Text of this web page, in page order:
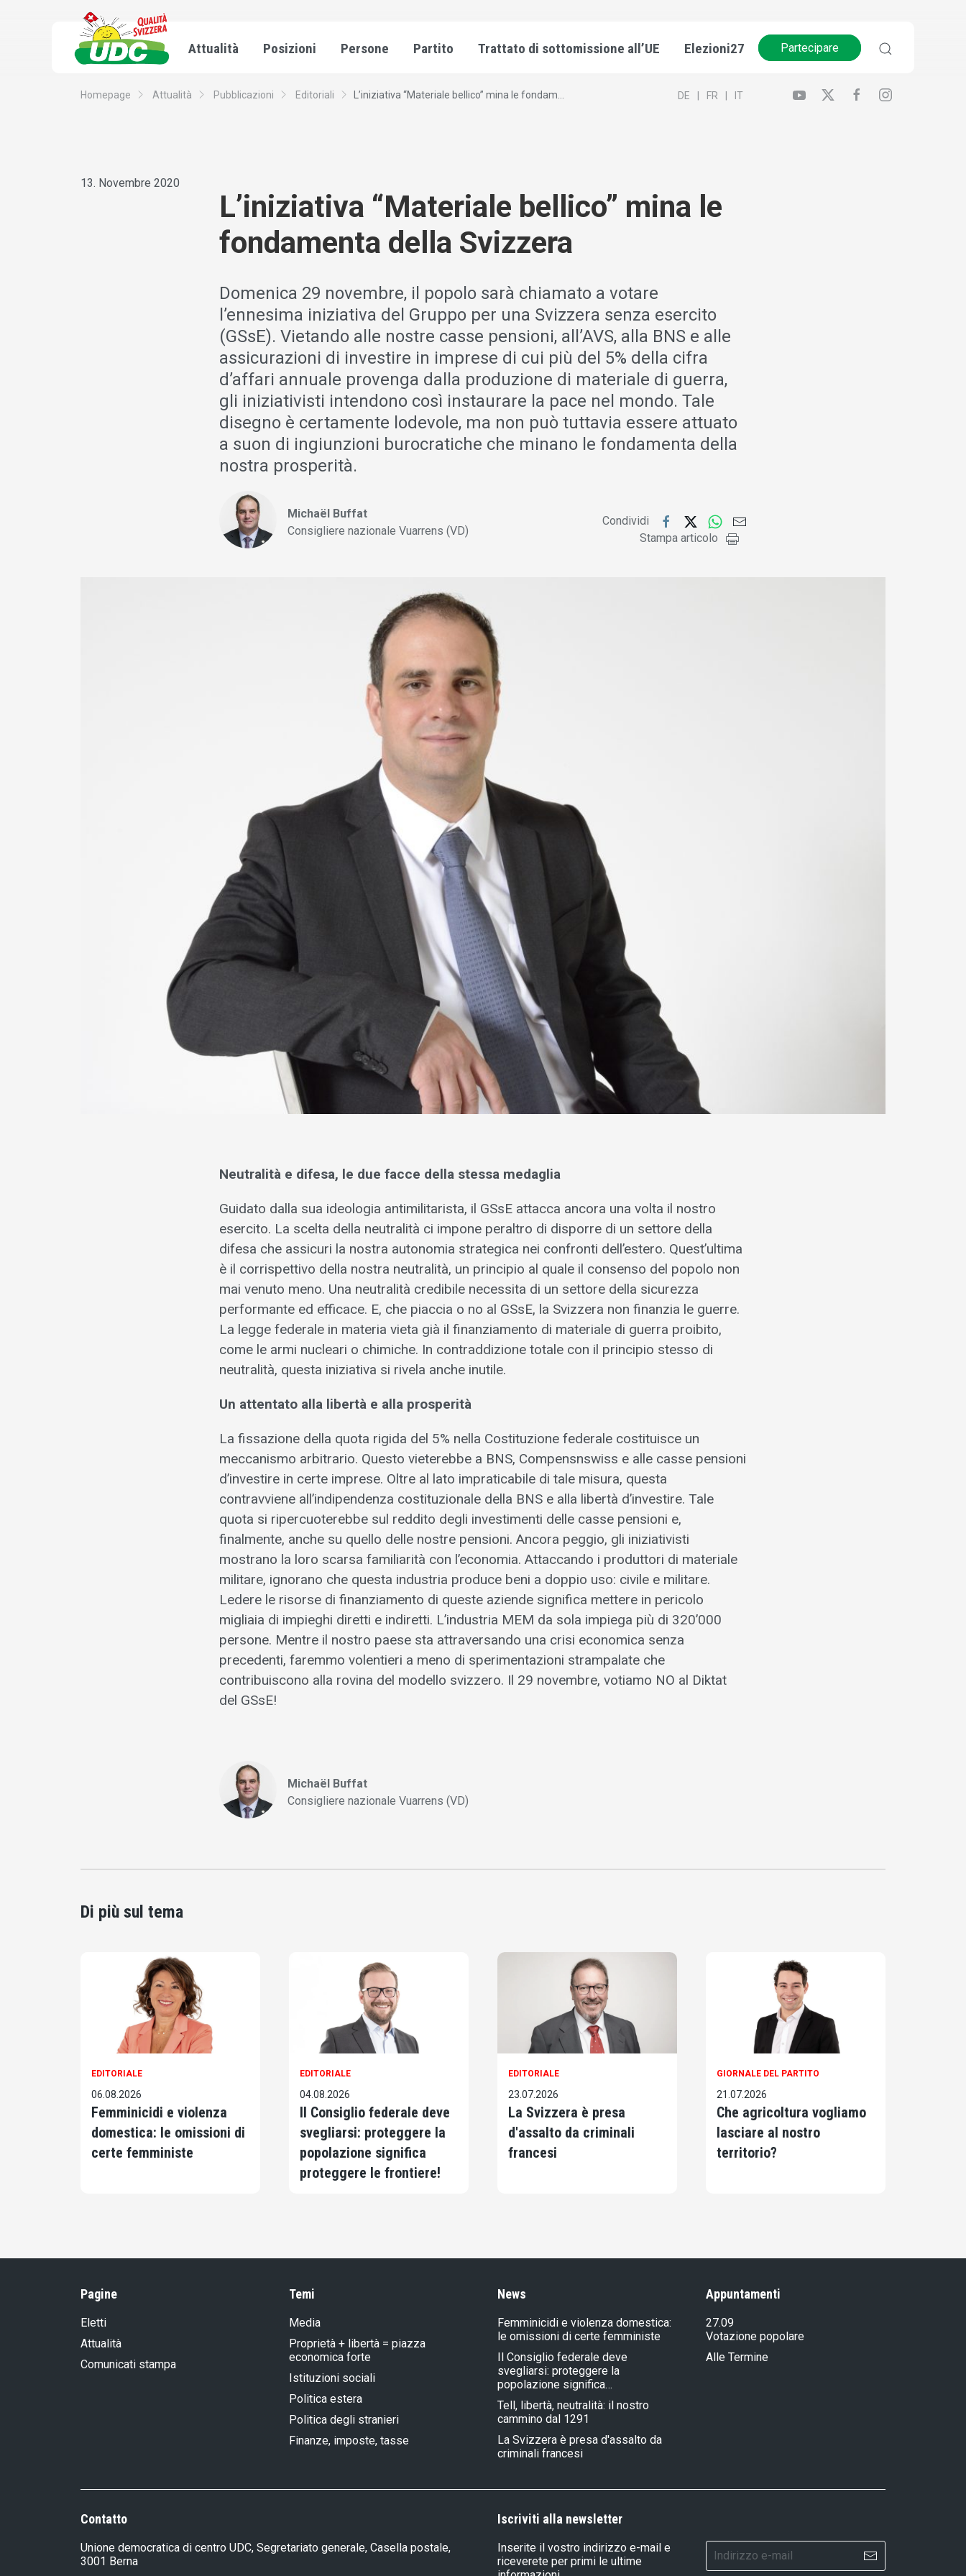
Attualità Posizioni Persone Partito Trattato di sottomissione all’UE Elezioni27 Partecipare
Homepage Attualità Pubblicazioni Editoriali L’iniziativa “Materiale bellico” mina le fondam... DE FR IT
13. Novembre 2020
L’iniziativa “Materiale bellico” mina le
fondamenta della Svizzera
Domenica 29 novembre, il popolo sarà chiamato a votare
l’ennesima iniziativa del Gruppo per una Svizzera senza esercito
(GSsE). Vietando alle nostre casse pensioni, all’AVS, alla BNS e alle
assicurazioni di investire in imprese di cui più del 5% della cifra
d’affari annuale provenga dalla produzione di materiale di guerra,
gli iniziativisti intendono così instaurare la pace nel mondo. Tale
disegno è certamente lodevole, ma non può tuttavia essere attuato
a suon di ingiunzioni burocratiche che minano le fondamenta della
nostra prosperità.
Michaël Buffat
Consigliere nazionale Vuarrens (VD)
Condividi
Stampa articolo
Neutralità e difesa, le due facce della stessa medaglia
Guidato dalla sua ideologia antimilitarista, il GSsE attacca ancora una volta il nostro
esercito. La scelta della neutralità ci impone peraltro di disporre di un settore della
difesa che assicuri la nostra autonomia strategica nei confronti dell’estero. Quest’ultima
è il corrispettivo della nostra neutralità, un principio al quale il consenso del popolo non
mai venuto meno. Una neutralità credibile necessita di un settore della sicurezza
performante ed efficace. E, che piaccia o no al GSsE, la Svizzera non finanzia le guerre.
La legge federale in materia vieta già il finanziamento di materiale di guerra proibito,
come le armi nucleari o chimiche. In contraddizione totale con il principio stesso di
neutralità, questa iniziativa si rivela anche inutile.
Un attentato alla libertà e alla prosperità
La fissazione della quota rigida del 5% nella Costituzione federale costituisce un
meccanismo arbitrario. Questo vieterebbe a BNS, Compensnswiss e alle casse pensioni
d’investire in certe imprese. Oltre al lato impraticabile di tale misura, questa
contravviene all’indipendenza costituzionale della BNS e alla libertà d’investire. Tale
quota si ripercuoterebbe sul reddito degli investimenti delle casse pensioni e,
finalmente, anche su quello delle nostre pensioni. Ancora peggio, gli iniziativisti
mostrano la loro scarsa familiarità con l’economia. Attaccando i produttori di materiale
militare, ignorano che questa industria produce beni a doppio uso: civile e militare.
Ledere le risorse di finanziamento di queste aziende significa mettere in pericolo
migliaia di impieghi diretti e indiretti. L’industria MEM da sola impiega più di 320’000
persone. Mentre il nostro paese sta attraversando una crisi economica senza
precedenti, faremmo volentieri a meno di sperimentazioni strampalate che
contribuiscono alla rovina del modello svizzero. Il 29 novembre, votiamo NO al Diktat
del GSsE!
Michaël Buffat
Consigliere nazionale Vuarrens (VD)
Di più sul tema
EDITORIALE
06.08.2026
Femminicidi e violenza
domestica: le omissioni di
certe femministe
EDITORIALE
04.08.2026
Il Consiglio federale deve
svegliarsi: proteggere la
popolazione significa
proteggere le frontiere!
EDITORIALE
23.07.2026
La Svizzera è presa
d'assalto da criminali
francesi
GIORNALE DEL PARTITO
21.07.2026
Che agricoltura vogliamo
lasciare al nostro
territorio?
Pagine
Eletti
Attualità
Comunicati stampa
Temi
Media
Proprietà + libertà = piazza
economica forte
Istituzioni sociali
Politica estera
Politica degli stranieri
Finanze, imposte, tasse
News
Femminicidi e violenza domestica:
le omissioni di certe femministe
Il Consiglio federale deve
svegliarsi: proteggere la
popolazione significa…
Tell, libertà, neutralità: il nostro
cammino dal 1291
La Svizzera è presa d'assalto da
criminali francesi
Appuntamenti
27.09
Votazione popolare
Alle Termine
Contatto
Unione democratica di centro UDC, Segretariato generale, Casella postale,
3001 Berna
Iscriviti alla newsletter
Inserite il vostro indirizzo e-mail e
riceverete per primi le ultime